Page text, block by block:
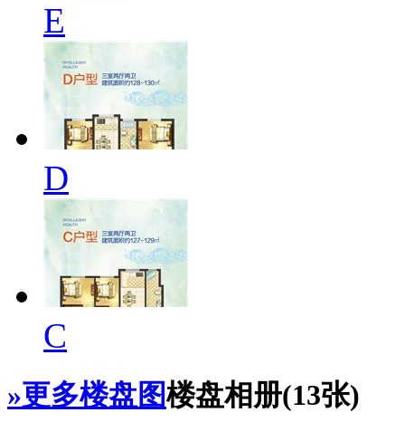
E
D
C
»更多楼盘图楼盘相册(13张)